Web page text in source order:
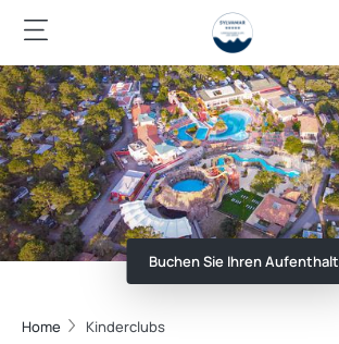
Buchen Sie Ihren Aufenthalt
Home Kinderclubs